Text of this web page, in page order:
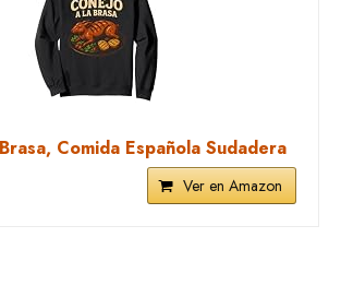
Comida Española Sudadera
Ver en Amazon